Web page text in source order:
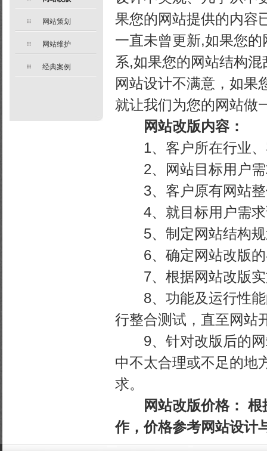
网站策划
网站维护
经典案例
果您的网站提供的内容
一直未曾更新,如果您
系,如果您的网站结构
网站设计不满意，如果
就让我们为您的网站做
网站改版内容：
1、客户所在行业、
2、网站目标用户需
3、客户原有网站整
4、就目标用户需求
5、制定网站结构规
6、确定网站改版的
7、根据网站改版实
8、功能及运行性能
行整合测试，直至网站
9、针对改版后的网
中不太合理或不足的地
求。
网站改版价格： 根
作，价格参考网站设计